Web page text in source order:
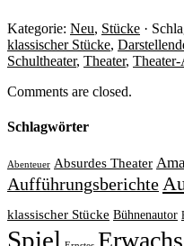
Kategorie: Neu, Stücke ·
klassischer Stücke,
Schultheater, Theater,
Comments are closed.
Schlagwörter
Abenteuer Absurdes Theater
Aufführungsberichte
klassischer Stücke Bühnenautor
Spiel